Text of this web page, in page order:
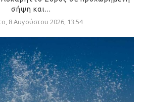
σήψη και...
8 Αυγούστου 2026, 13:54